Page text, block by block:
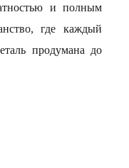
и полным
где каждый
продумана до